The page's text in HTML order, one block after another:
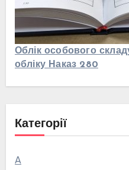
Облік особового
обліку Наказ 280
Категорії
А